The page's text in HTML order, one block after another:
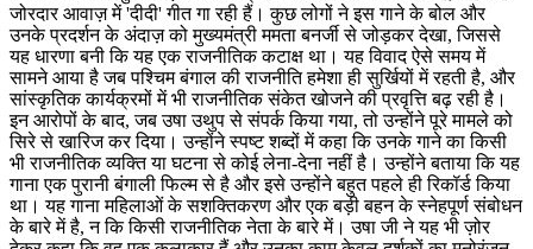
जोरदार आवाज़ में 'दीदी' गीत गा रही हैं। कुछ लोगों ने इस गाने के बोल और
उनके प्रदर्शन के अंदाज़ को मुख्यमंत्री ममता बनर्जी से जोड़कर देखा, जिससे
यह धारणा बनी कि यह एक राजनीतिक कटाक्ष था। यह विवाद ऐसे समय में
सामने आया है जब पश्चिम बंगाल की राजनीति हमेशा ही सुर्खियों में रहती है, और
सांस्कृतिक कार्यक्रमों में भी राजनीतिक संकेत खोजने की प्रवृत्ति बढ़ रही है।
इन आरोपों के बाद, जब उषा उथुप से संपर्क किया गया, तो उन्होंने पूरे मामले को
सिरे से खारिज कर दिया। उन्होंने स्पष्ट शब्दों में कहा कि उनके गाने का किसी
भी राजनीतिक व्यक्ति या घटना से कोई लेना-देना नहीं है। उन्होंने बताया कि यह
गाना एक पुरानी बंगाली फिल्म से है और इसे उन्होंने बहुत पहले ही रिकॉर्ड किया
था। यह गाना महिलाओं के सशक्तिकरण और एक बड़ी बहन के स्नेहपूर्ण संबोधन
के बारे में है, न कि किसी राजनीतिक नेता के बारे में। उषा जी ने यह भी ज़ोर